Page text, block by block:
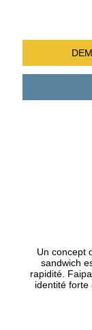
Un concept
sandwich
rapidité.
identité forte